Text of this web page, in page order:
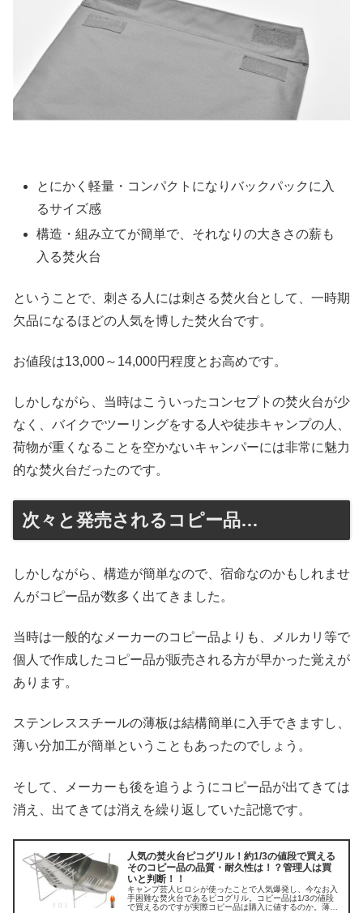
とにかく軽量・コンパクトになりバックパックに入
るサイズ感
構造・組み立てが簡単で、それなりの大きさの薪も
入る焚火台
ということで、刺さる人には刺さる焚火台として、一時期
欠品になるほどの人気を博した焚火台です。
お値段は13,000～14,000円程度とお高めです。
しかしながら、当時はこういったコンセプトの焚火台が少
なく、バイクでツーリングをする人や徒歩キャンプの人、
荷物が重くなることを空かないキャンパーには非常に魅力
的な焚火台だったのです。
次々と発売されるコピー品…
しかしながら、構造が簡単なので、宿命なのかもしれませ
んがコピー品が数多く出てきました。
当時は一般的なメーカーのコピー品よりも、メルカリ等で
個人で作成したコピー品が販売される方が早かった覚えが
あります。
ステンレススチールの薄板は結構簡単に入手できますし、
薄い分加工が簡単ということもあったのでしょう。
そして、メーカーも後を追うようにコピー品が出てきては
消え、出てきては消えを繰り返していた記憶です。
人気の焚火台ピコグリル！約1/3の値段で買える
そのコピー品の品質・耐久性は！？管理人は買
いと判断！！
キャンプ芸人ヒロシが使ったことで人気爆発し、今なお入
手困難な焚火台であるピコグリル。コピー品は1/3の値段
で買えるのですが実際コピー品は購入に値するのか。薄型